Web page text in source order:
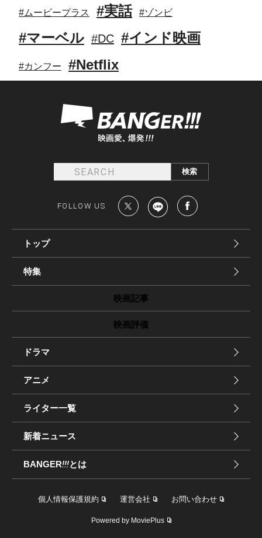
#ムービープラス #実話 #ゾンビ
#マーベル #DC #インド映画
#カンフー #Netflix
FOLLOW US
トップ
特集
映画記事
映画評価
ドラマ
アニメ
ライター一覧
新着ニュース
BANGER!!!とは
個人情報保護規約 運営会社 お問い合わせ
Powered by MoviePlus